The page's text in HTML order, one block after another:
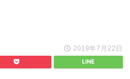
2019年7月22日